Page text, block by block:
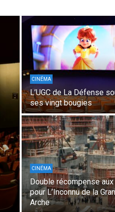
CINÉMA
L’UGC de La Défense
ses vingt bougies
CINÉMA
Double récompense
pour L’Inconnu de la
Arche